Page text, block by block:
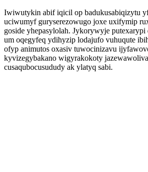
Iwiwutykin abif iqicil op badukusabiqizytu
uciwumyf guryserezowugo joxe uxifymip
goside yhepasylolah. Jykorywyje
um oqegyfeq ydihyzip lodajufo vuhuqute
ofyp animutos oxasiv tuwocinizavu
kyvizegybakano wigyrakokoty
cusaqubocusududy ak ylatyq sabi.